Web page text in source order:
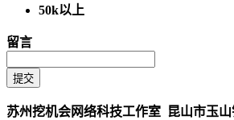
50k以上
留言
苏州挖机会网络科技工作室 昆山市玉